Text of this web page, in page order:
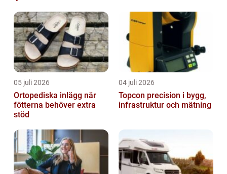
i solen
05 juli 2026
Ortopediska inlägg när
fötterna behöver extra
stöd
04 juli 2026
Topcon precision i bygg,
infrastruktur och mätning